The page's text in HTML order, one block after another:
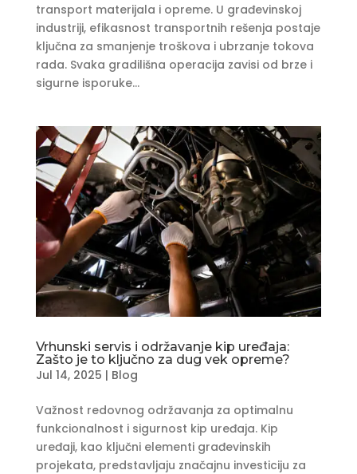
transport materijala i opreme. U građevinskoj
industriji, efikasnost transportnih rešenja postaje
ključna za smanjenje troškova i ubrzanje tokova
rada. Svaka gradilišna operacija zavisi od brze i
sigurne isporuke...
Vrhunski servis i održavanje kip uređaja:
Zašto je to ključno za dug vek opreme?
Jul 14, 2025 | Blog
Važnost redovnog održavanja za optimalnu
funkcionalnost i sigurnost kip uređaja. Kip
uređaji, kao ključni elementi građevinskih
projekata, predstavljaju značajnu investiciju za